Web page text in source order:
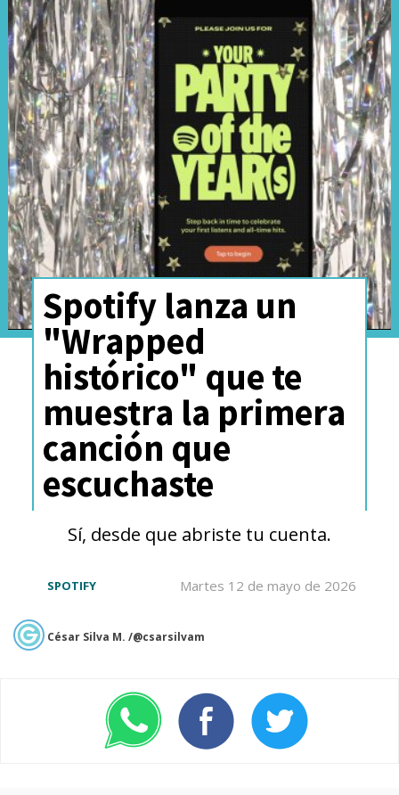
Spotify lanza un
"Wrapped
histórico" que te
muestra la primera
canción que
escuchaste
Sí, desde que abriste tu cuenta.
Martes 12 de mayo de 2026
SPOTIFY
César Silva M. /@csarsilvam